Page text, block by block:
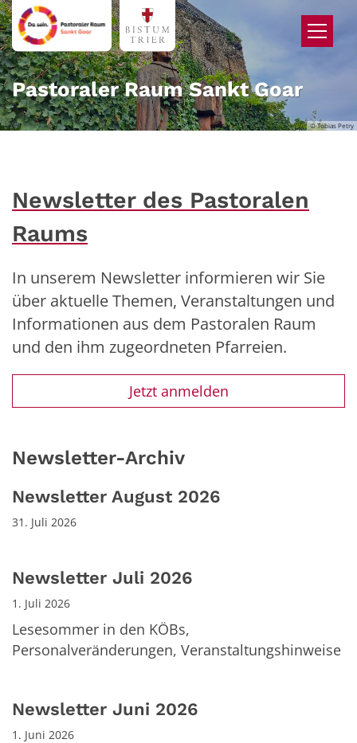
Zum Inhalt springen
© Tobias Petry
Pastoraler Raum Sankt Goar
Newsletter des Pastoralen
Raums
In unserem Newsletter informieren wir Sie
über aktuelle Themen, Veranstaltungen und
Informationen aus dem Pastoralen Raum
und den ihm zugeordneten Pfarreien.
Jetzt anmelden
Newsletter-Archiv
Newsletter August 2026
31. Juli 2026
Newsletter Juli 2026
1. Juli 2026
Lesesommer in den KÖBs,
Personalveränderungen, Veranstaltungshinweise
Newsletter Juni 2026
1. Juni 2026